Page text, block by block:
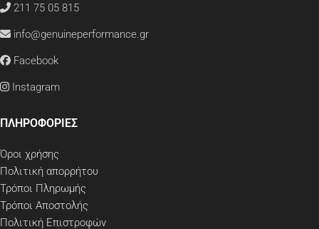
211 75 05 815
info@genuineperformance.gr
Facebook
Instagram
ΠΛΗΡΟΦΟΡΙΕΣ
Όροι χρήσης
Πολιτική απορρήτου
Τρόποι Πληρωμής
Τρόποι Αποστολής
Πολιτική Επιστροφών